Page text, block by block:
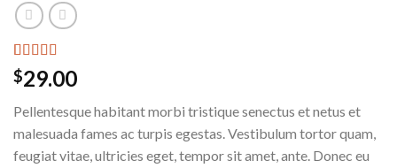
Classificado
com5.00
base em
2
classificações
de clientes
$29.00
Pellentesque habitant morbi tristique senectus et netus et
malesuada fames ac turpis egestas. Vestibulum tortor quam,
feugiat vitae, ultricies eget, tempor sit amet, ante. Donec eu